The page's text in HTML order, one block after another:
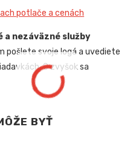
potlače a cenách
a nezáväzné služby
pošlete svoje logá a uvediete
O zvyšok sa
BYŤ